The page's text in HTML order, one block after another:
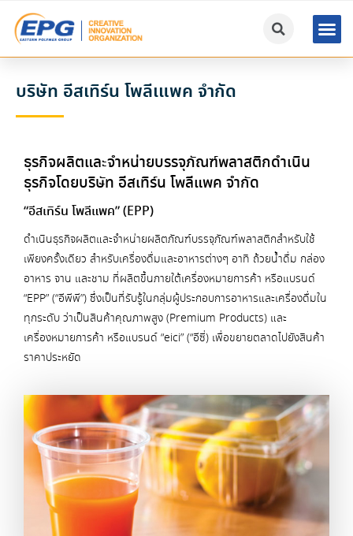
บริษัท อีสเทิร์น โพลีเแพค จำกัด
ธุรกิจผลิตและจำหน่ายบรรจุภัณฑ์พลาสติกดำเนิน
ธุรกิจโดยบริษัท อีสเทิร์น โพลีแพค จำกัด
“อีสเทิร์น โพลีแพค” (EPP)
ดำเนินธุรกิจผลิตและจำหน่ายผลิตภัณฑ์บรรจุภัณฑ์พลาสติกสำหรับใช้
เพียงครั้งเดียว สำหรับเครื่องดื่มและอาหารต่างๆ อาทิ ถ้วยน้ำดื่ม กล่อง
อาหาร จาน และชาม ที่ผลิตขึ้นภายใต้เครื่องหมายการค้า หรือแบรนด์
“EPP” (“อีพีพี”) ซึ่งเป็นที่รับรู้ในกลุ่มผู้ประกอบการอาหารและเครื่องดื่มใน
ทุกระดับ ว่าเป็นสินค้าคุณภาพสูง (Premium Products) และ
เครื่องหมายการค้า หรือแบรนด์ “eici” (“อีซี่) เพื่อขยายตลาดไปยังสินค้า
ราคาประหยัด